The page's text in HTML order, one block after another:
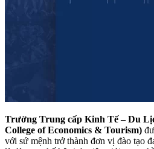
Trường Trung cấp Kinh Tế – Du
College of Economics & Tourism)
với sứ mệnh trở thành đơn vị đào tạo